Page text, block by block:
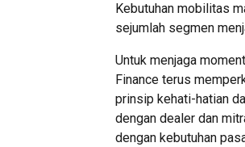
Kebutuhan mobilitas
sejumlah segmen
Untuk menjaga
Finance terus
prinsip kehati-hatian
dengan dealer dan
dengan kebutuhan